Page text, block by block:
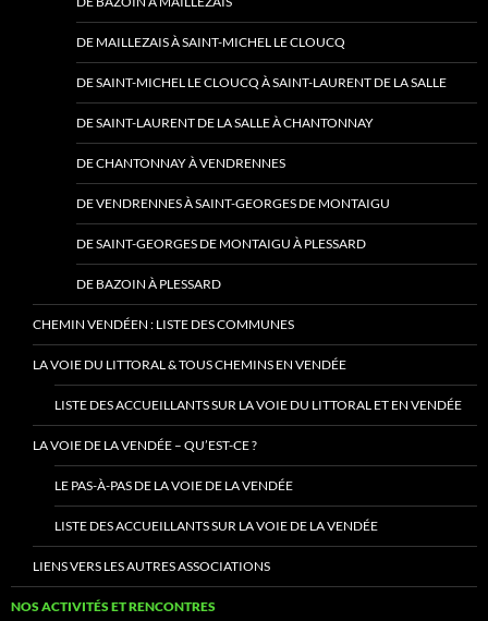
DE MAILLEZAIS À SAINT-MICHEL LE CLOUCQ
DE SAINT-MICHEL LE CLOUCQ À SAINT-LAURENT DE LA SALLE
DE SAINT-LAURENT DE LA SALLE À CHANTONNAY
DE CHANTONNAY À VENDRENNES
DE VENDRENNES À SAINT-GEORGES DE MONTAIGU
DE SAINT-GEORGES DE MONTAIGU À PLESSARD
DE BAZOIN À PLESSARD
CHEMIN VENDÉEN : LISTE DES COMMUNES
LA VOIE DU LITTORAL & TOUS CHEMINS EN VENDÉE
LISTE DES ACCUEILLANTS SUR LA VOIE DU LITTORAL ET EN VENDÉE
LA VOIE DE LA VENDÉE – QU’EST-CE ?
LE PAS-À-PAS DE LA VOIE DE LA VENDÉE
LISTE DES ACCUEILLANTS SUR LA VOIE DE LA VENDÉE
LIENS VERS LES AUTRES ASSOCIATIONS
NOS ACTIVITÉS ET RENCONTRES